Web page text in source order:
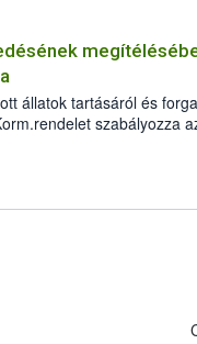
állatok tartásáról és
szabályozza
veszélye keletkezésekor
valamint a veszélyes eb
megítélésében